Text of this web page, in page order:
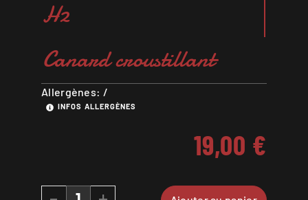
H2
Canard croustillant
Allergènes: /
INFOS ALLERGÈNES
19,00 €